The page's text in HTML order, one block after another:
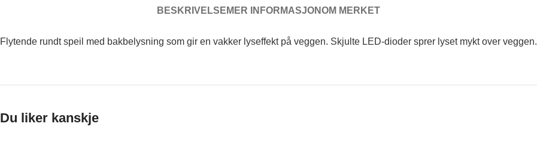
BESKRIVELSE MER INFORMASJONOM MERKET
Flytende rundt speil med bakbelysning som gir en vakker lyseffekt på veggen. Skjulte LED-dioder sprer lyset mykt over veggen.
Du liker kanskje